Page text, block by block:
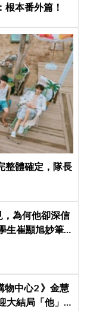
本番外篇！
整體確定，隊長
為何他卻深信
生崔顯旭妙筆
物中心2 》金慧
大結局「他」